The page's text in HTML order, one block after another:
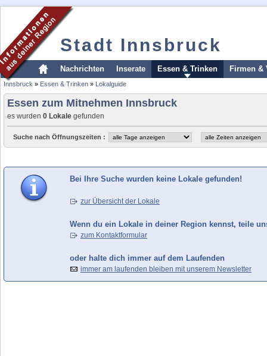
Stadt Innsbruck
Nachrichten Inserate Essen & Trinken Firmen &
Innsbruck » Essen & Trinken » Lokalguide
Essen zum Mitnehmen Innsbruck
es wurden 0 Lokale gefunden
Suche nach Öffnungszeiten :
Bei Ihre Suche wurden keine Lokale gefunden!
zur Übersicht der Lokale
Wenn du ein Lokale in deiner Region kennst, teile
zum Kontaktformular
oder halte dich immer auf dem Laufenden
immer am laufenden bleiben mit unserem Newsletter